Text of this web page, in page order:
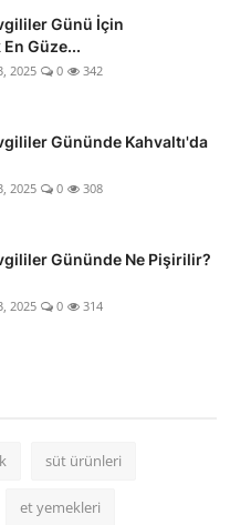
Günü İçin
Güze...
2025 0 342
Gününde Kahvaltı'da
2025 0 308
Gününde Ne Pişirilir?
2025 0 314
süt ürünleri
et yemekleri